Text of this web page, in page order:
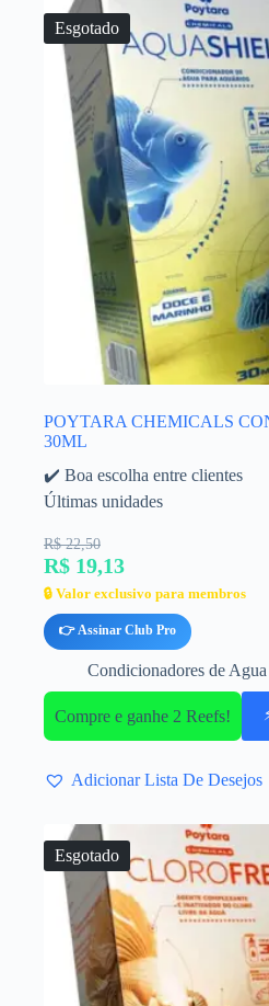
Esgotado
POYTARA CHEMICALS
30ML
✔️ Boa escolha entre clientes
Últimas unidades
R$ 22,50
R$ 19,13
🔒 Valor exclusivo para membros
👉 Assinar Club Pro
Condicionadores de Agua
Compre e ganhe 2 Reefs!
Adicionar Lista De Desejos
Esgotado